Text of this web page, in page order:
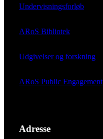
Undervisningsforløb
ARoS Bibliotek
Udgivelser og forskning
ARoS Public Engagement
Adresse